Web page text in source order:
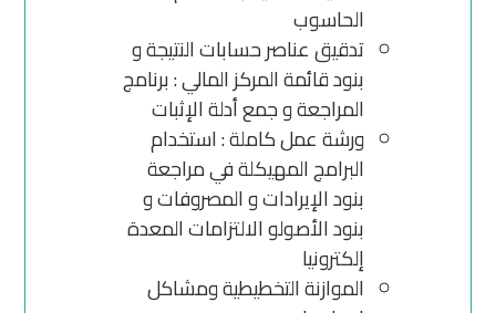
الحاسوب
تدقيق عناصر حسابات النتيجة و
بنود قائمة المركز المالي : برنامج
المراجعة و جمع أدلة الإثبات
ورشة عمل كاملة : استخدام
البرامج المهيكلة في مراجعة
بنود الإيرادات و المصروفات و
بنود الأصولو الالتزامات المعدة
إلكترونيا
الموازنة التخطيطية ومشاكل